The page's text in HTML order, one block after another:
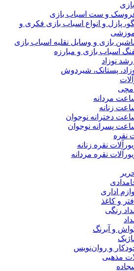
و ست اسباب بازی
پازل و انواع اسباب بازی فکری و
بازی و وسایل نقلیه اسباب بازی
اسباب بازی و مبارزه
نوزاد
پستانک، شیردوش
مردانه
زنانه
دخترانه نوجوان
پسرانه نوجوان
نقره
نقره زنانه
نقره مردانه
اداری
و کاغذ
رنگی
و آبرنگ
و روان‌نویس
مذهبی